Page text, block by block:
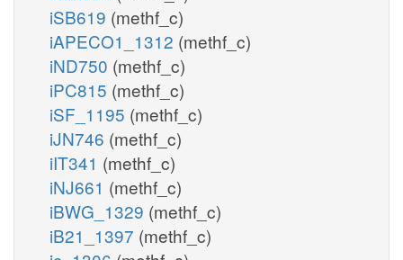
iSB619 (methf_c)
iAPECO1_1312 (methf_c)
iND750 (methf_c)
iPC815 (methf_c)
iSF_1195 (methf_c)
iJN746 (methf_c)
iIT341 (methf_c)
iNJ661 (methf_c)
iBWG_1329 (methf_c)
iB21_1397 (methf_c)